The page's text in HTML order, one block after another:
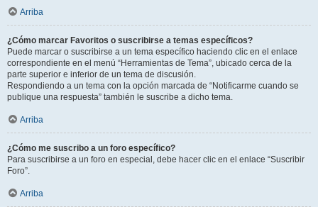
Arriba
¿Cómo marcar Favoritos o suscribirse a temas específicos?
Puede marcar o suscribirse a un tema específico haciendo clic en el enlace
correspondiente en el menú “Herramientas de Tema”, ubicado cerca de la
parte superior e inferior de un tema de discusión.
Respondiendo a un tema con la opción marcada de “Notificarme cuando se
publique una respuesta” también le suscribe a dicho tema.
Arriba
¿Cómo me suscribo a un foro específico?
Para suscribirse a un foro en especial, debe hacer clic en el enlace “Suscribir
Foro”.
Arriba